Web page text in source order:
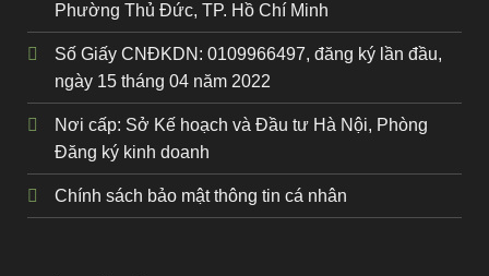
Phường Thủ Đức, TP. Hồ Chí Minh
Số Giấy CNĐKDN: 0109966497, đăng ký lần đầu,
ngày 15 tháng 04 năm 2022
Nơi cấp: Sở Kế hoạch và Đầu tư Hà Nội, Phòng
Đăng ký kinh doanh
Chính sách bảo mật thông tin cá nhân